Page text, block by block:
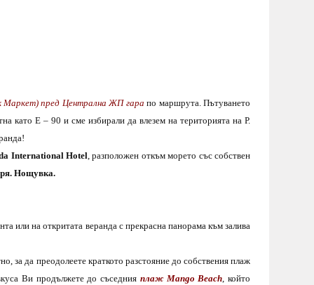
Маркет) пред Централна ЖП гара по маршрута. Пътуването
като Е – 90 и сме избирали да влезем на територията на Р.
International Hotel, разположен откъм морето съссобствен
Нощувка.
или на откритата веранда с прекрасна панорама към залива
за да преодолеете краткото разстояние до собствения плаж
Ви продължете до съседния плаж Mango Beach, който